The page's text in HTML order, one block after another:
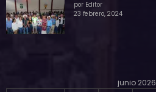
por Editor
23 febrero, 2024
junio 2026